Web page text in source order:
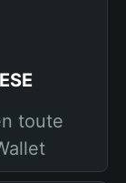
toute